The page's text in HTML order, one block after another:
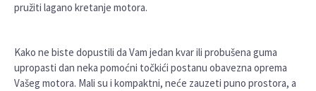
pružiti lagano kretanje motora.
Kako ne biste dopustili da Vam jedan kvar ili probušena guma
upropasti dan neka pomoćni točkići postanu obavezna oprema
Vašeg motora. Mali su i kompaktni, neće zauzeti puno prostora, a